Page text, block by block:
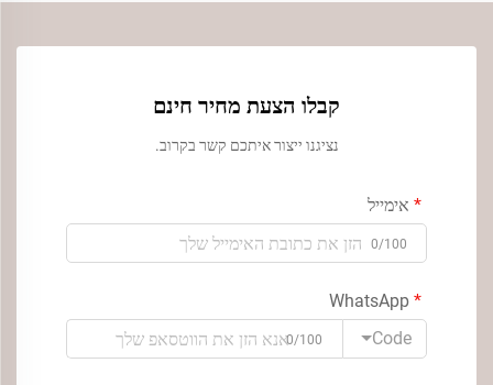
קבלו הצעת מחיר חינם
נציגנו ייצור איתכם קשר בקרוב.
אימייל
0/100
Code
0/100